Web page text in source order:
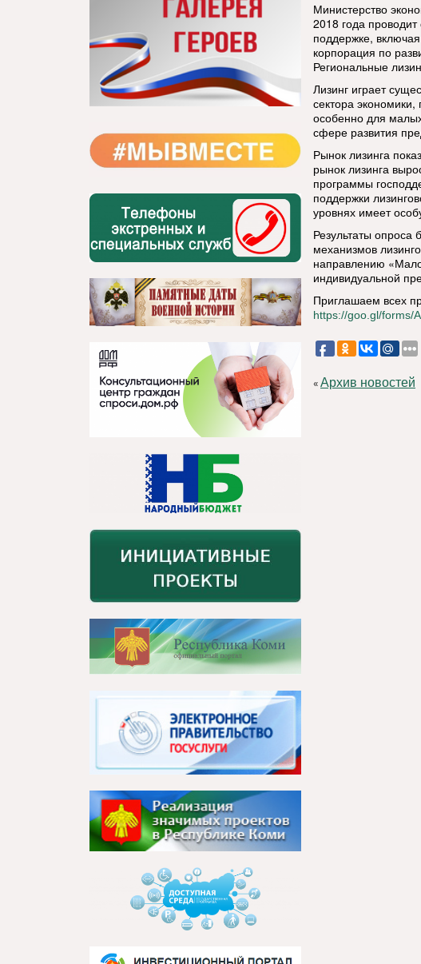
Министерство
2018 года
поддержке,
корпорация по
Региональные
Лизинг играет
сектора
особенно для
сфере развития
Рынок лизинга
рынок лизинга
программы
поддержки
уровнях имеет
Результаты
механизмов
направлению
индивидуальной
Приглашаем всех
https://goo.gl/forms/
«Архив новостей